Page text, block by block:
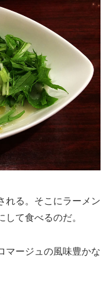
れる。そこにラーメン
て食べるのだ。
マージュの風味豊かな